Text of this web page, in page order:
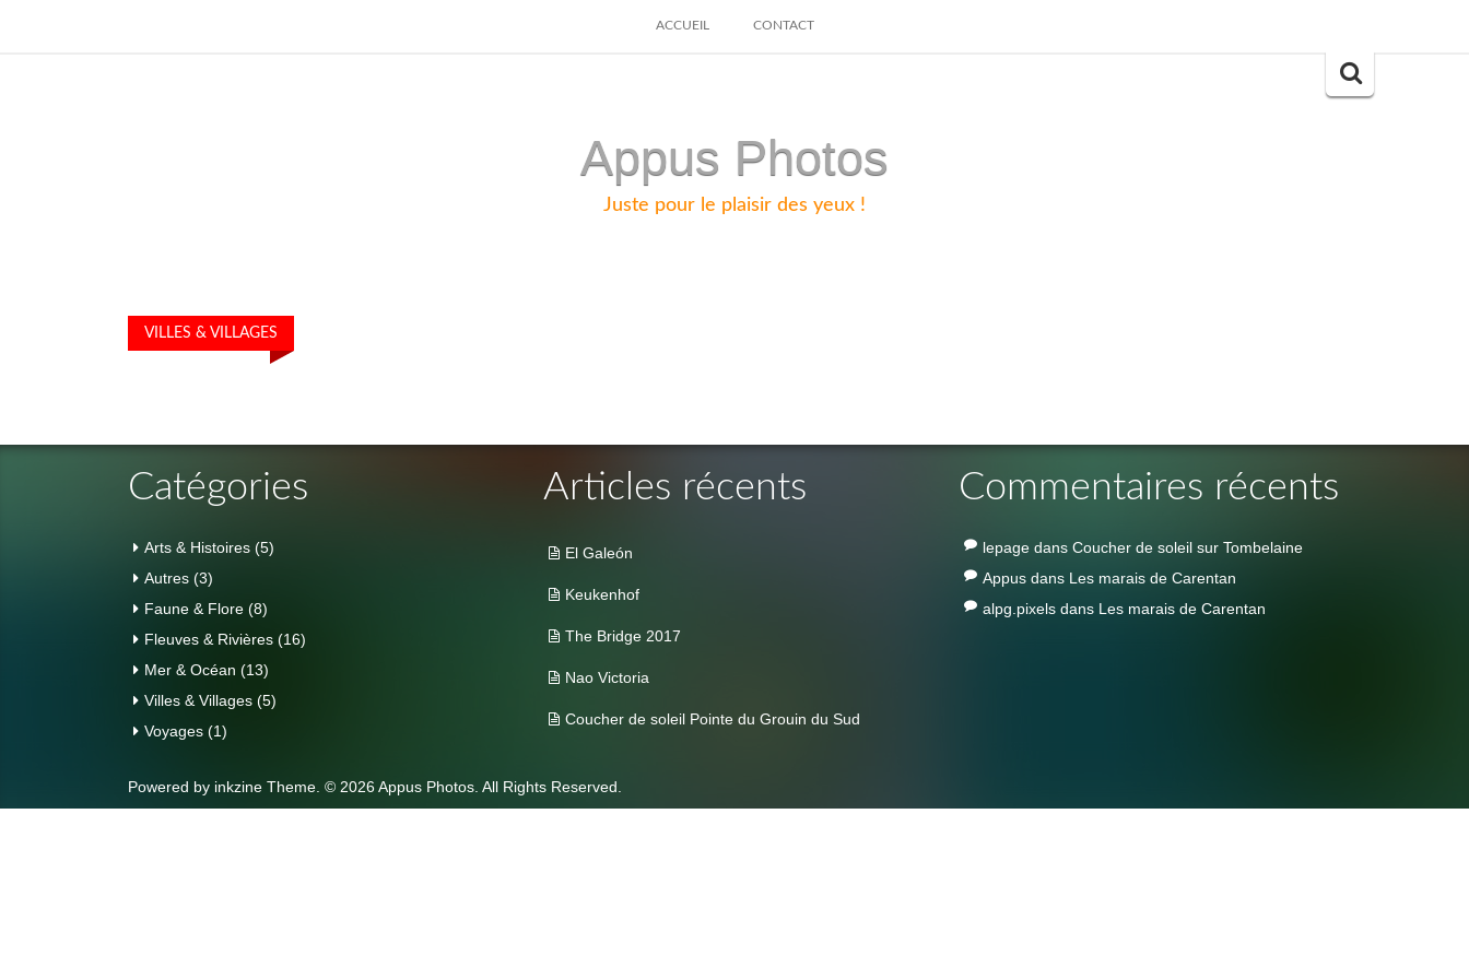
SKIP
ACCUEIL CONTACT
Search
Appus Photos
Juste pour le plaisir des yeux !
VILLES & VILLAGES
Catégories
Arts & Histoires (5)
Autres (3)
Faune & Flore (8)
Fleuves & Rivières (16)
Mer & Océan (13)
Villes & Villages (5)
Voyages (1)
Articles récents
El Galeón
Keukenhof
The Bridge 2017
Nao Victoria
Coucher de soleil Pointe du Grouin du Sud
Commentaires récents
lepage dans Coucher de soleil sur Tombelaine
Appus dans Les marais de Carentan
alpg.pixels dans Les marais de Carentan
Powered by inkzine Theme © 2026 Appus Photos. All Rights Reserved.